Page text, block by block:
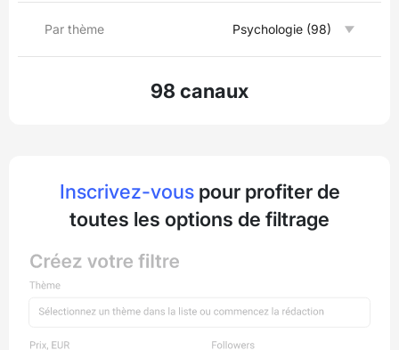
Par thème Psychologie (98)
98 canaux
Inscrivez-vouspour profiter de
toutes les options de filtrage